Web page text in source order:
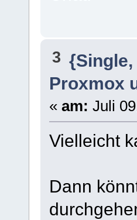
3
Proxmox
« am: Juli
Vielleicht
Dann